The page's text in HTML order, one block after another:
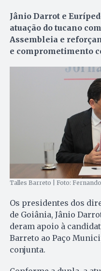
Jânio Darrot e
atuação do tucano
Assembleia e
e comprometimento
Talles Barreto | Foto:
Os presidentes dos
de Goiânia, Jânio
deram apoio à
Barreto ao Paço
conjunta.